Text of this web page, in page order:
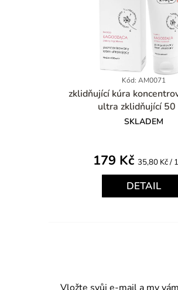
Kód: AM0071
zklidňující kúra koncentrovaný krém
ultra zklidňující
SKLADEM
179 KčMěrná
cena:
35,80 Kč /
DETAIL